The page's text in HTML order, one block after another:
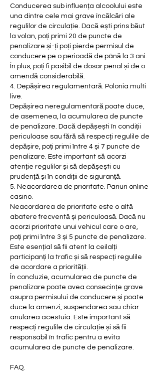
Conducerea sub influența alcoolului este
una dintre cele mai grave încălcări ale
regulilor de circulație. Dacă ești prins băut
la volan, poți primi 20 de puncte de
penalizare și-ți poți pierde permisul de
conducere pe o perioadă de până la 3 ani.
În plus, poți fi pasibil de dosar penal și de o
amendă considerabilă.
4. Depășirea regulamentară. Polonia multi
live.
Depășirea neregulamentară poate duce,
de asemenea, la acumularea de puncte
de penalizare. Dacă depășești în condiții
periculoase sau fără să respecți regulile de
depășire, poți primi între 4 și 7 puncte de
penalizare. Este important să acorzi
atenție regulilor și să depășești cu
prudență și în condiții de siguranță.
5. Neacordarea de prioritate. Pariuri online
casino.
Neacordarea de prioritate este o altă
abatere frecventă și periculoasă. Dacă nu
acorzi prioritate unui vehicul care o are,
poți primi între 3 și 5 puncte de penalizare.
Este esențial să fii atent la ceilalți
participanți la trafic și să respecți regulile
de acordare a priorității.
În concluzie, acumularea de puncte de
penalizare poate avea consecințe grave
asupra permisului de conducere și poate
duce la amenzi, suspendarea sau chiar
anularea acestuia. Este important să
respecți regulile de circulație și să fii
responsabil în trafic pentru a evita
acumularea de puncte de penalizare.
FAQ.